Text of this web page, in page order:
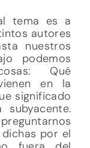
tema es a
autores
nuestros
podemos
Qué
en la
significado
por el